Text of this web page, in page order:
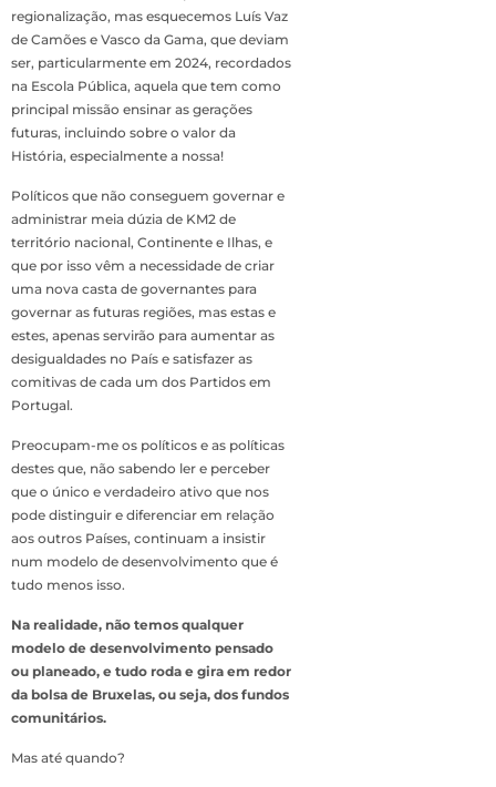
regionalização, mas esquecemos Luís Vaz
de Camões e Vasco da Gama, que deviam
ser, particularmente em 2024, recordados
na Escola Pública, aquela que tem como
principal missão ensinar as gerações
futuras, incluindo sobre o valor da
História, especialmente a nossa!
Políticos que não conseguem governar e
administrar meia dúzia de KM2 de
território nacional, Continente e Ilhas, e
que por isso vêm a necessidade de criar
uma nova casta de governantes para
governar as futuras regiões, mas estas e
estes, apenas servirão para aumentar as
desigualdades no País e satisfazer as
comitivas de cada um dos Partidos em
Portugal.
Preocupam-me os políticos e as políticas
destes que, não sabendo ler e perceber
que o único e verdadeiro ativo que nos
pode distinguir e diferenciar em relação
aos outros Países, continuam a insistir
num modelo de desenvolvimento que é
tudo menos isso.
Na realidade, não temos qualquer
modelo de desenvolvimento pensado
ou planeado, e tudo roda e gira em redor
da bolsa de Bruxelas, ou seja, dos fundos
comunitários.
Mas até quando?